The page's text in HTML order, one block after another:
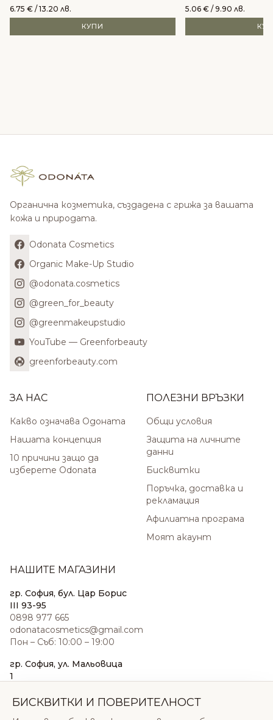
6.75 € / 13.20 лв.
КУПИ
5.06 € / 9.90 лв.
Органична козметика, създадена с грижа за вашата
кожа и природата.
Odonata Cosmetics
Organic Make-Up Studio
@odonata.cosmetics
@green_for_beauty
@greenmakeupstudio
YouTube — Greenforbeauty
greenforbeauty.com
ЗА НАС
Какво означава Одоната
Нашата концепция
10 причини защо да
изберете Odonata
ПОЛЕЗНИ ВРЪЗКИ
Общи условия
Защита на личните
данни
Бисквитки
Поръчка, доставка и
рекламация
Афилиатна програма
Моят акаунт
НАШИТЕ МАГАЗИНИ
гр. София, бул. Цар Борис
III 93-95
0898 977 665
odonatacosmetics@gmail.com
Пон – Съб: 10:00 – 19:00
гр. София, ул. Мальовица
1
sales@odonatacosmetics.com
БИСКВИТКИ И ПОВЕРИТЕЛНОСТ